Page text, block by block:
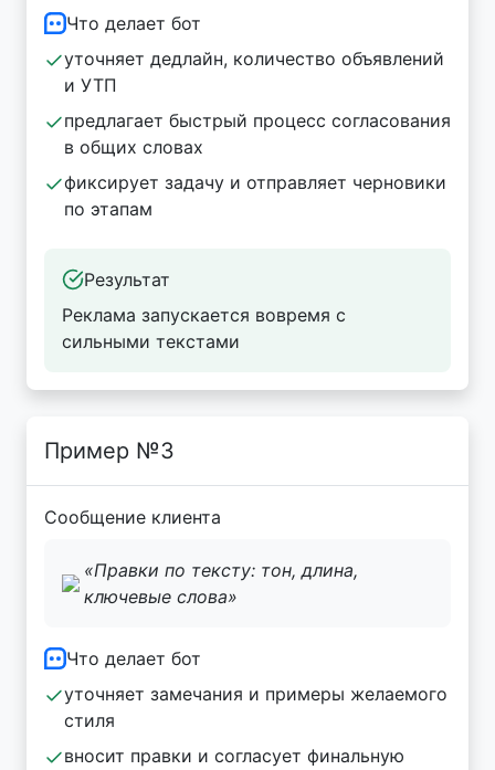
Что делает бот
уточняет дедлайн, количество объявлений
и УТП
предлагает быстрый процесс согласования
в общих словах
фиксирует задачу и отправляет черновики
по этапам
Результат
Реклама запускается вовремя с
сильными текстами
Пример №3
Сообщение клиента
«Правки по тексту: тон, длина,
ключевые слова»
Что делает бот
уточняет замечания и примеры желаемого
стиля
вносит правки и согласует финальную